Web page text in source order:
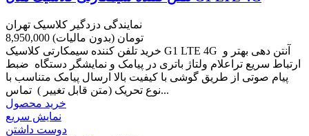
نمایندگی دزدگیر کلاسیک تهران
8,950,000 تومان (بدون مالیات)
خرید تلفن کننده سیمکارتی کلاسیک G1 LTE 4G آنتن دهی بهتر و
ارتباط سریع تراعلام ولتاژ باتری در پیامک و نمایشگر دستگاه ضبط
پیام صوتی از طریق گوشی با کیفیت بالا ارسال پیامک متناسب با
نوع تحریک (متن قابل تغییر ) تماس...
خرید محصول
نمایش سریع
دوست داشتن